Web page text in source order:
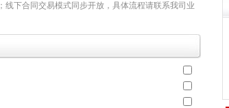
线下合同交易模式同步开放，具体流程请联系我司业